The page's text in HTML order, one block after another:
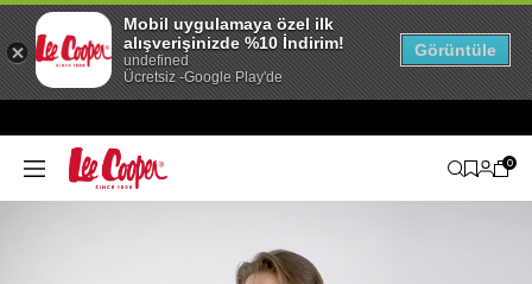
0
Mobil uygulamaya özel ilk
alışverişinizde %10 İndirim!
undefined
Ücretsiz -Google Play'de
Görüntüle